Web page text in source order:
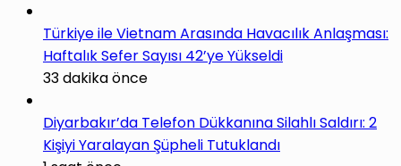
Türkiye ile Vietnam Arasında Havacılık Anlaşması:
Haftalık Sefer Sayısı 42’ye Yükseldi
33 dakika önce
Diyarbakır’da Telefon Dükkanına Silahlı Saldırı: 2
Kişiyi Yaralayan Şüpheli Tutuklandı